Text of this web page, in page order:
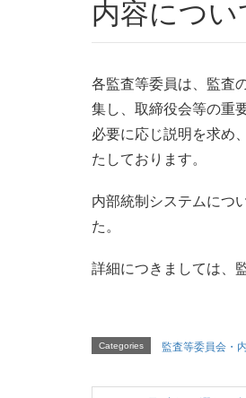
内容につい
各監査等委員は、監査
集し、取締役会等の重
必要に応じ説明を求め
たしております。
内部統制システムにつ
た。
詳細につきましては、
Categories 監査等委員会・